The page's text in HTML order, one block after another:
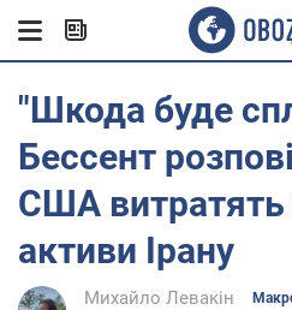
"Шкода буде
Бессент
США
активи Ірану
Михайло Левакін